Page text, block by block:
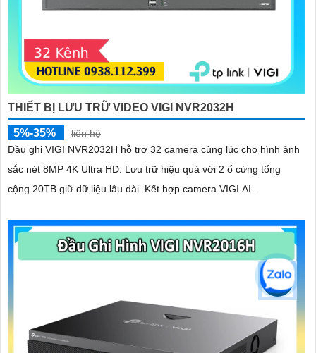
THIẾT BỊ LƯU TRỮ VIDEO VIGI NVR2032H
5%-35%
liên hệ
Đầu ghi VIGI NVR2032H hỗ trợ 32 camera cùng lúc cho hình ảnh
sắc nét 8MP 4K Ultra HD. Lưu trữ hiệu quả với 2 ổ cứng tổng
cộng 20TB giữ dữ liệu lâu dài. Kết hợp camera VIGI AI...